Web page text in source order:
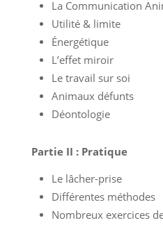
La Communication
Utilité & limite
Énergétique
L’effet miroir
Le travail sur soi
Animaux défunts
Déontologie
Partie II : Pratique
Le lâcher-prise
Différentes méthodes
Nombreux exercices